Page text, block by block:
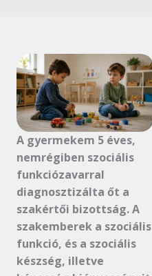
A gyermekem 5 éves,
nemrégiben szociális
funkciózavarral
diagnosztizálta őt a
szakértői bizottság. A
szakemberek a szociális
funkció, és a szociális
készség, illetve